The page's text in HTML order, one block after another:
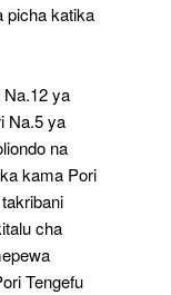
picha katika
Na.12 ya
Na.5 ya
na
kama Pori
cha
Tengefu